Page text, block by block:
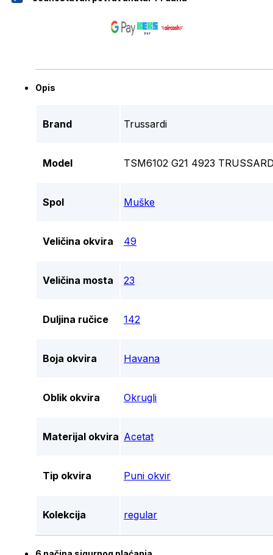
Opis
Brand Trussardi
Model TSM6102 G21 4923
Spol Muške
Veličina okvira 49
Veličina mosta 23
Duljina ručice 142
Boja okvira Havana
Oblik okvira Okrugli
Materijal okvira Acetat
Tip okvira Puni okvir
Kolekcija regular